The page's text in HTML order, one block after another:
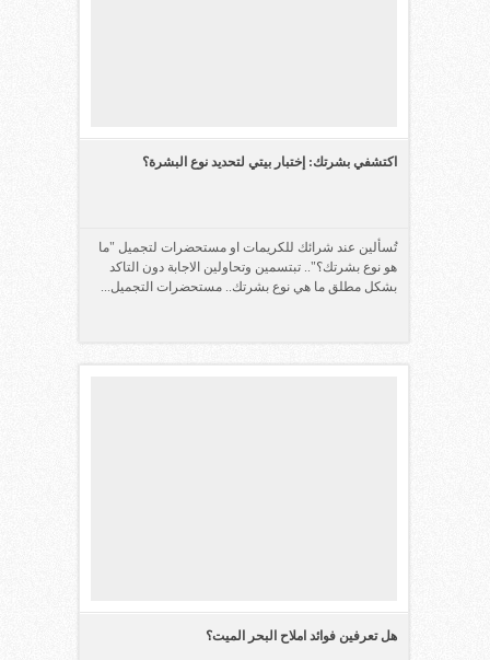
اكتشفي بشرتك: إختبار بيتي لتحديد نوع البشرة؟
تُسألين عند شرائك للكريمات او مستحضرات لتجميل "ما
هو نوع بشرتك؟".. تبتسمين وتحاولين الاجابة دون التاكد
بشكل مطلق ما هي نوع بشرتك.. مستحضرات التجميل...
هل تعرفين فوائد املاح البحر الميت؟